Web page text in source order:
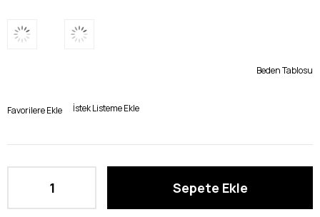
Beden Tablosu
Favorilere Ekle İstek Listeme Ekle